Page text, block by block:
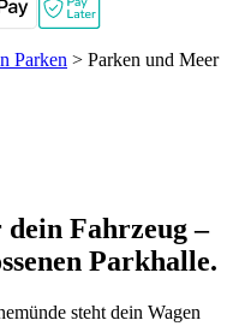
Parken > Parken und Meer
Fahrzeug –
Parkhalle.
steht dein Wagen